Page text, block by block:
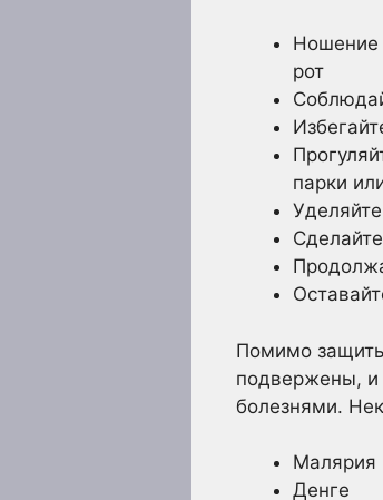
Ношение
рот
парки
Помимо
подвержены, и
болезнями.
Малярия
Денге